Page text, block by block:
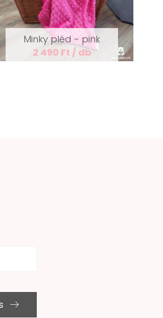
Minky pléd - pink
2 490 Ft / db